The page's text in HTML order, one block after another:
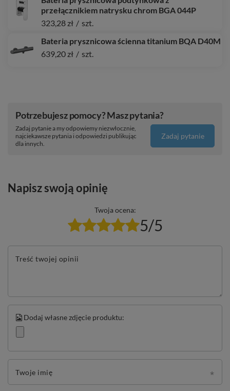
przełącznikiem natrysku chrom BGA 044P
323,28 zł / szt.
Bateria prysznicowa ścienna titanium BQA D40M
639,20 zł / szt.
Potrzebujesz pomocy? Masz pytania?
Zadaj pytanie a my odpowiemy niezwłocznie,
najciekawsze pytania i odpowiedzi publikując
dla innych.
Zadaj pytanie
Napisz swoją opinię
Twoja ocena:
5/5
Treść twojej opinii
Dodaj własne zdjęcie produktu:
Twoje imię